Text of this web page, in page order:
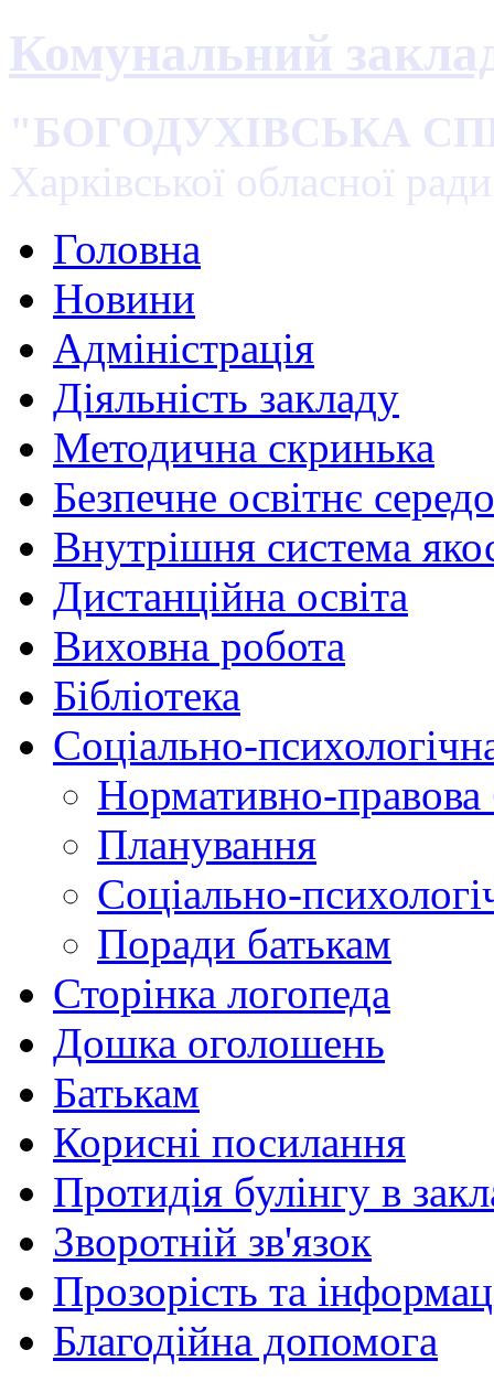
Комунальний
"БОГОДУХІВСЬКА
Харківської обласної ради
Головна
Новини
Адміністрація
Діяльність закладу
Методична скринька
Безпечне освітнє
Внутрішня система
Дистанційна освіта
Виховна робота
Бібліотека
Соціально-
Нормативно-правова
Планування
Соціально-
Поради батькам
Сторінка логопеда
Дошка оголошень
Батькам
Корисні посилання
Протидія булінгу в
Зворотній зв'язок
Прозорість та
Благодійна допомога